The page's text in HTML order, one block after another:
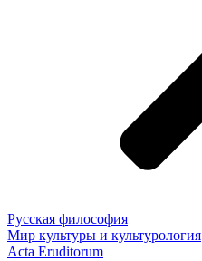
Русская философия
Мир культуры и культурология
Acta Eruditorum